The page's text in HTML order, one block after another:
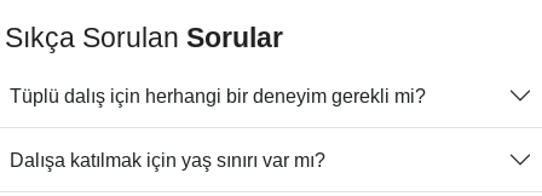
Sıkça Sorulan Sorular
Tüplü dalış için herhangi bir deneyim gerekli mi?
Dalışa katılmak için yaş sınırı var mı?